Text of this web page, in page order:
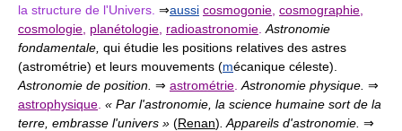
la structure de l'Univers. ⇒aussi cosmogonie cosmographie
cosmologie planétologie radioastronomie Astronomie
fondamentale, qui étudie les positions relatives des astres
(astrométrie) et leurs mouvements (mécanique céleste).
Astronomie de position. ⇒ astrométrie Astronomie physique. ⇒
astrophysique « Par l'astronomie, la science humaine sort de la
terre, embrasse l'univers » (Renan) . Appareils d'astronomie. ⇒